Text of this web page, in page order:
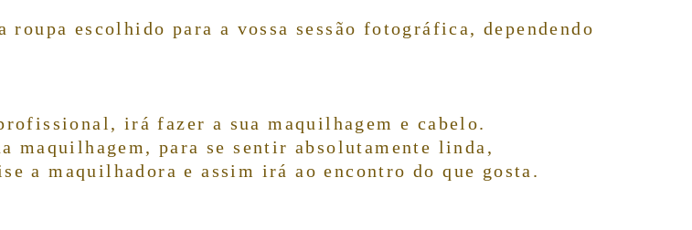
escolhido para a vossa sessão fotográfica,dependendo
irá fazer a sua maquilhagem e cabelo.
maquilhagem, para se sentir absolutamente linda,
a maquilhadora e assim irá ao encontro do que gosta.